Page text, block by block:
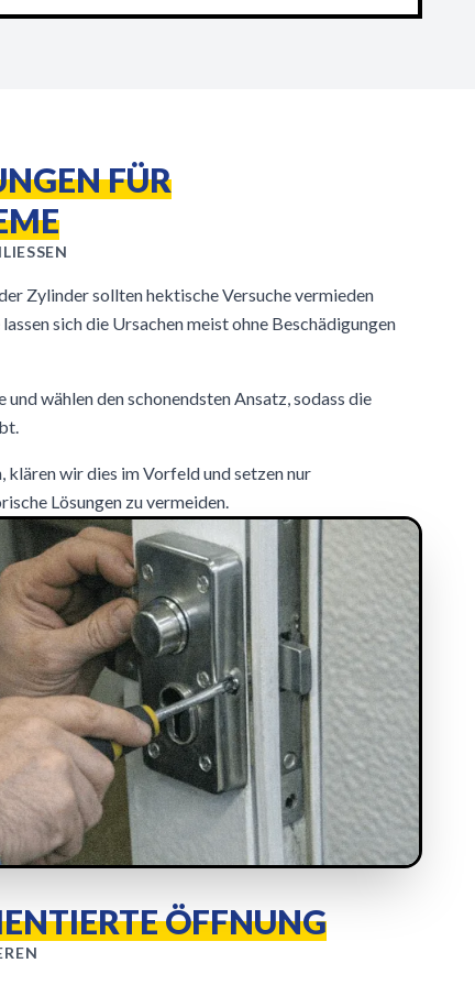
FÜR
Zylinder sollten hektische Versuche vermieden
sich die Ursachen meist ohne Beschädigungen
wählen den schonendsten Ansatz, sodass die
klären wir dies im Vorfeld und setzen nur
Lösungen zu vermeiden.
ÖFFNUNG